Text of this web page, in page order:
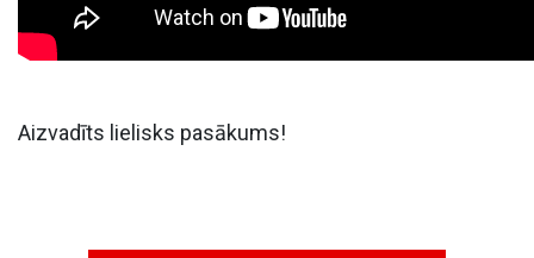
Aizvadīts lielisks pasākums!